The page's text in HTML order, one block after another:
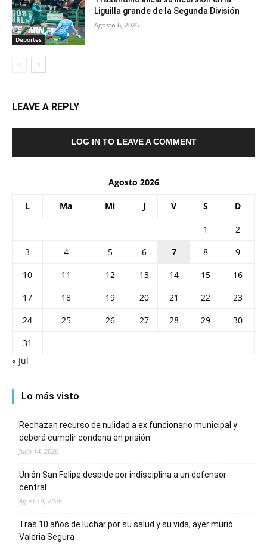
Deportes
Liguilla grande de la Segunda División
Agosto 6, 2026
LEAVE A REPLY
LOG IN TO LEAVE A COMMENT
Agosto 2026
L Ma Mi J V S D
1
2
3
4 5 6 7 8
9
10
11 12 13 14 15
16
17
18 19 20 21 22
23
24
25 26 27 28 29
30
31
« Jul
Lo más visto
Rechazan recurso de nulidad a ex funcionario municipal y
deberá cumplir condena en prisión
Julio 14, 2026
Unión San Felipe despide por indisciplina a un defensor
central
Agosto 4, 2026
Tras 10 años de luchar por su salud y su vida, ayer murió
Valeria Segura